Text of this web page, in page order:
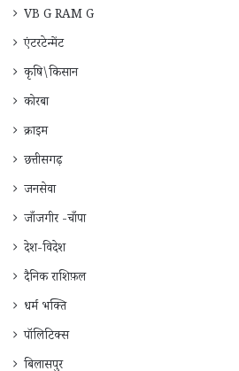
VB G RAM G
एंटरटेन्मेंट
कृषि\किसान
कोरबा
क्राइम
छत्तीसगढ़
जनसेवा
जाँजगीर -चाँपा
देश-विदेश
दैनिक राशिफ़ल
धर्म भक्ति
पॉलिटिक्स
बिलासपुर